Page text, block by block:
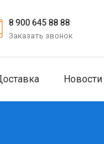
8 900 645 88 88
Заказать звонок